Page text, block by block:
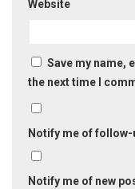
Website
Save my name,
the next time I
Notify me of
Notify me of new